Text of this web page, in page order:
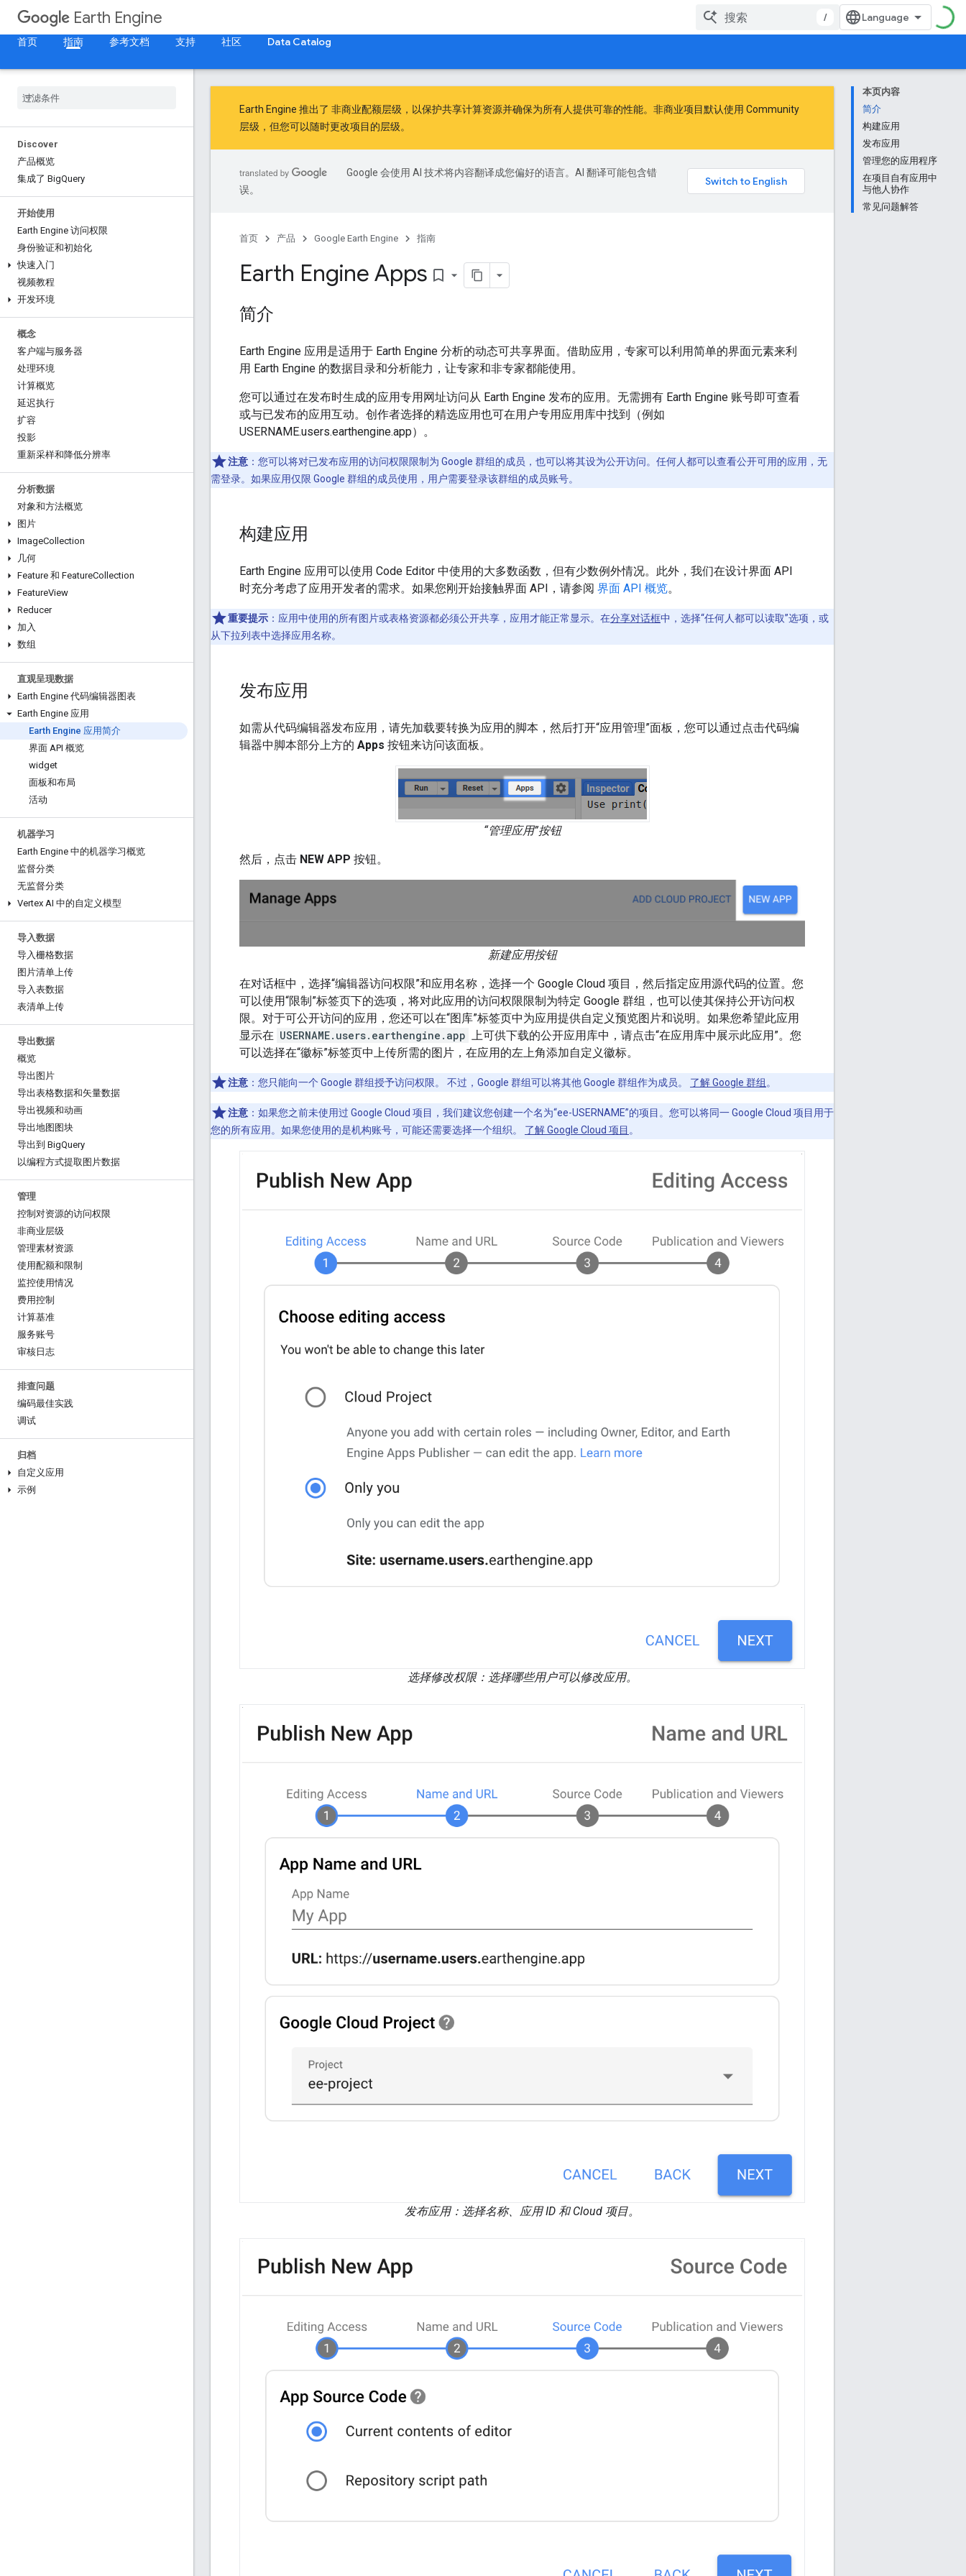
Earth Engine
/
首页
指南 参考文档 支持 社区 Data Catalog
Discover
产品概览
集成了 BigQuery
开始使用
Earth Engine 访问权限
身份验证和初始化
快速入门
视频教程
开发环境
概念
客户端与服务器
处理环境
计算概览
延迟执行
扩容
投影
重新采样和降低分辨率
分析数据
对象和方法概览
图片
ImageCollection
几何
Feature 和 FeatureCollection
FeatureView
Reducer
加入
数组
直观呈现数据
Earth Engine 代码编辑器图表
Earth Engine 应用
Earth Engine 应用简介
界面 API 概览
widget
面板和布局
活动
机器学习
Earth Engine 中的机器学习概览
监督分类
无监督分类
Vertex AI 中的自定义模型
导入数据
导入栅格数据
图片清单上传
导入表数据
表清单上传
导出数据
概览
导出图片
导出表格数据和矢量数据
导出视频和动画
导出地图图块
导出到 BigQuery
以编程方式提取图片数据
管理
控制对资源的访问权限
非商业层级
管理素材资源
使用配额和限制
监控使用情况
费用控制
计算基准
服务账号
审核日志
排查问题
编码最佳实践
调试
归档
自定义应用
示例
本页内容
简介
构建应用
发布应用
管理您的应用程序
在项目自有应用中
与他人协作
常见问题解答
Earth Engine 推出了 非商业配额层级 ，以保护共享计算资源并确保为所有人提供可靠的性能。非商业项目默认使用 Community
层级，但您可以随时更改项目的层级。
Google 会使用 AI 技术将内容翻译成您偏好的语言。AI 翻译可能包含错
误。
首页 产品 Google Earth Engine 指南
Earth Engine Apps bookmark_border
简介
Earth Engine 应用是适用于 Earth Engine 分析的动态可共享界面。借助应用，专家可以利用简单的界面元素来利
用 Earth Engine 的数据目录和分析能力，让专家和非专家都能使用。
您可以通过在发布时生成的应用专用网址访问从 Earth Engine 发布的应用。无需拥有 Earth Engine 账号即可查看
或与已发布的应用互动。创作者选择的精选应用也可在用户专用应用库中找到（例如
USERNAME.users.earthengine.app）。
注意 ：您可以将对已发布应用的访问权限限制为 Google 群组的成员，也可以将其设为公开访问。任何人都可以查看公开可用的应用，无
需登录。如果应用仅限 Google 群组的成员使用，用户需要登录该群组的成员账号。
构建应用
Earth Engine 应用可以使用 Code Editor 中使用的大多数函数，但有少数例外情况。此外，我们在设计界面 API
时充分考虑了应用开发者的需求。如果您刚开始接触界面 API，请参阅 界面 API 概览。
重要提示 ：应用中使用的所有图片或表格资源都必须公开共享，应用才能正常显示。在分享对话框中，选择“任何人都可以读取”选项，或
从下拉列表中选择应用名称。
发布应用
如需从代码编辑器发布应用，请先加载要转换为应用的脚本，然后打开“应用管理”面板，您可以通过点击代码编
辑器中脚本部分上方的 Apps 按钮来访问该面板。
“管理应用”按钮
然后，点击 NEW APP 按钮。
新建应用按钮
在对话框中，选择“编辑器访问权限”和应用名称，选择一个 Google Cloud 项目，然后指定应用源代码的位置。您
可以使用“限制”标签页下的选项，将对此应用的访问权限限制为特定 Google 群组，也可以使其保持公开访问权
限。对于可公开访问的应用，您还可以在“图库”标签页中为应用提供自定义预览图片和说明。如果您希望此应用
显示在 USERNAME.users.earthengine.app
上可供下载的公开应用库中，请点击“在应用库中展示此应用”。您
可以选择在“徽标”标签页中上传所需的图片，在应用的左上角添加自定义徽标。
注意 ：您只能向一个 Google 群组授予访问权限。 不过，Google 群组可以将其他 Google 群组作为成员。 了解 Google 群组 。
注意 ：如果您之前未使用过 Google Cloud 项目，我们建议您创建一个名为“ee-USERNAME”的项目。您可以将同一 Google Cloud 项目用于
您的所有应用。如果您使用的是机构账号，可能还需要选择一个组织。 了解 Google Cloud 项目 。
选择修改权限：选择哪些用户可以修改应用。
发布应用：选择名称、应用 ID 和 Cloud 项目。